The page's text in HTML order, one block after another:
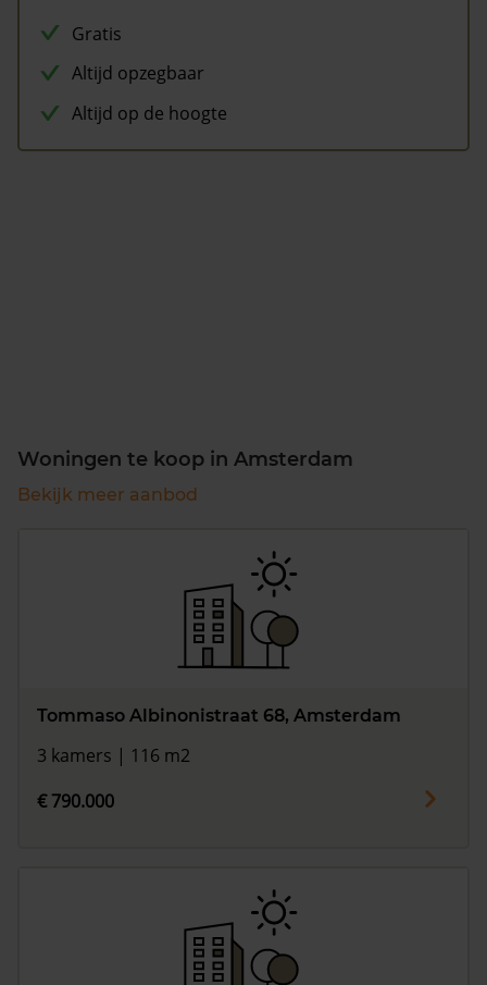
Gratis
Altijd opzegbaar
Altijd op de hoogte
Woningen te koop in Amsterdam
Bekijk meer aanbod
Tommaso Albinonistraat 68, Amsterdam
3 kamers | 116 m2
€ 790.000